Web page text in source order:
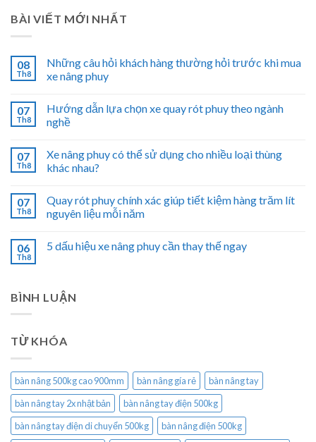
BÀI VIẾT MỚI NHẤT
08
Th8
Những câu hỏi khách hàng thường hỏi trước khi mua
xe nâng phuy
07
Th8
Hướng dẫn lựa chọn xe quay rót phuy theo ngành
nghề
07
Th8
Xe nâng phuy có thể sử dụng cho nhiều loại thùng
khác nhau?
07
Th8
Quay rót phuy chính xác giúp tiết kiệm hàng trăm lít
nguyên liệu mỗi năm
06
Th8
5 dấu hiệu xe nâng phuy cần thay thế ngay
BÌNH LUẬN
TỪ KHÓA
bàn nâng 500kg cao 900mm bàn nâng gía rẻ
bàn nâng tay
bàn nâng tay 2x nhật bản
bàn nâng tay điện 500kg
bàn nâng tay điện di chuyển 500kg
bàn nâng điện 500kg